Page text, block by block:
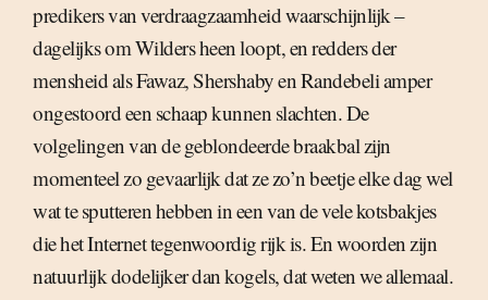
predikers van verdraagzaamheid waarschijnlijk –
dagelijks om Wilders heen loopt, en redders der
mensheid als Fawaz, Shershaby en Randebeli amper
ongestoord een schaap kunnen slachten. De
volgelingen van de geblondeerde braakbal zijn
momenteel zo gevaarlijk dat ze zo’n beetje elke dag wel
wat te sputteren hebben in een van de vele kotsbakjes
die het Internet tegenwoordig rijk is. En woorden zijn
natuurlijk dodelijker dan kogels, dat weten we allemaal.